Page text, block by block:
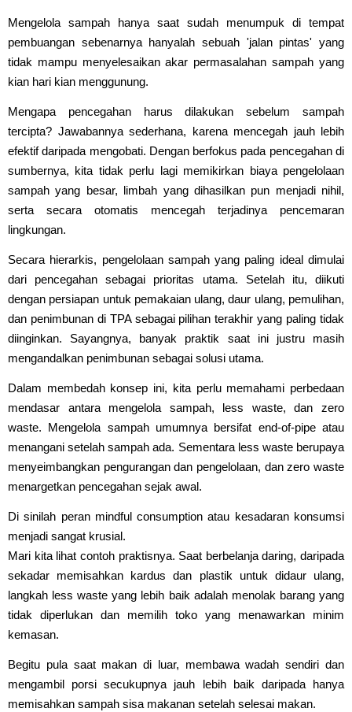
Mengelola sampah hanya saat sudah menumpuk di tempat
pembuangan sebenarnya hanyalah sebuah 'jalan pintas' yang
tidak mampu menyelesaikan akar permasalahan sampah yang
kian hari kian menggunung.
Mengapa pencegahan harus dilakukan sebelum sampah
tercipta? Jawabannya sederhana, karena mencegah jauh lebih
efektif daripada mengobati. Dengan berfokus pada pencegahan di
sumbernya, kita tidak perlu lagi memikirkan biaya pengelolaan
sampah yang besar, limbah yang dihasilkan pun menjadi nihil,
serta secara otomatis mencegah terjadinya pencemaran
lingkungan.
Secara hierarkis, pengelolaan sampah yang paling ideal dimulai
dari pencegahan sebagai prioritas utama. Setelah itu, diikuti
dengan persiapan untuk pemakaian ulang, daur ulang, pemulihan,
dan penimbunan di TPA sebagai pilihan terakhir yang paling tidak
diinginkan. Sayangnya, banyak praktik saat ini justru masih
mengandalkan penimbunan sebagai solusi utama.
Dalam membedah konsep ini, kita perlu memahami perbedaan
mendasar antara mengelola sampah, less waste, dan zero
waste. Mengelola sampah umumnya bersifat end-of-pipe atau
menangani setelah sampah ada. Sementara less waste berupaya
menyeimbangkan pengurangan dan pengelolaan, dan zero waste
menargetkan pencegahan sejak awal.
Di sinilah peran mindful consumption atau kesadaran konsumsi
menjadi sangat krusial.
Mari kita lihat contoh praktisnya. Saat berbelanja daring, daripada
sekadar memisahkan kardus dan plastik untuk didaur ulang,
langkah less waste yang lebih baik adalah menolak barang yang
tidak diperlukan dan memilih toko yang menawarkan minim
kemasan.
Begitu pula saat makan di luar, membawa wadah sendiri dan
mengambil porsi secukupnya jauh lebih baik daripada hanya
memisahkan sampah sisa makanan setelah selesai makan.